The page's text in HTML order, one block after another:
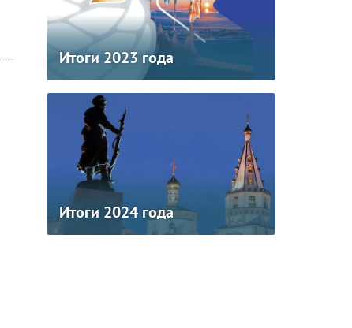
Итоги 2023 года
Итоги 2024 года